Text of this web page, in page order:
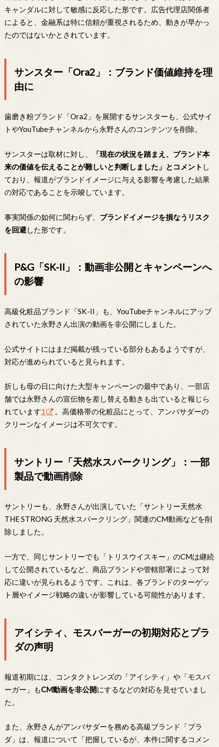
キャンダルに対して敏感に反応した形です。広告代理店関係者
によると、金融系は特に信頼が重視されるため、動きが早かっ
たのではないかとされています。
サンスター「Ora2」：ブランド価値維持を理
由に
歯磨き粉ブランド「Ora2」を展開するサンスターも、公式サイ
トやYouTubeチャンネルから永野さんのコンテンツを削除。
サンスターは取材に対し、
「現在の状況を踏まえ、ブランド本
来の価値を伝えることが難しいと判断しました」とコメント し
ており、報道がブランドイメージに与える影響を考慮した結果
の対応であることを示唆しています。
事実関係の如何に関わらず、 ブランドイメージを損なうリスク
を回避した形です。
P&G「SK-II」：動画非公開とキャンペーンへ
の影響
高級化粧品ブランド「SK-II」も、YouTubeチャンネルにアップ
されていた永野さん出演の動画を非公開にしました。
公式サイトにはまだ掲載が残っている部分もあるようですが、
対応が進められていると見られます。
折しも母の日に向けた大型キャンペーンの最中であり、一部店
舗では永野さんの宣伝物を差し替える動きも出ていると報じら
れています1
。高価格帯の化粧品にとって、アンバサダーの
クリーンなイメージは不可欠です。
サントリー「天然水スパークリング」：一部
製品で動画削除
サントリーも、永野さんが出演していた「サントリー天然水
THE STRONG 天然水スパークリング」関連のCM動画などを削
除しました。
一方で、同じサントリーでも「トリスウイスキー」のCMは継続
して公開されているなど、商品ブランドや管轄部署によって対
応に違いが見られるようです。これは、各ブランドのターゲッ
ト層やイメージ戦略の違いが影響している可能性があります。
アイシティ、モスバーガーの初期対応とプラ
ダの声明
報道初期には、コンタクトレンズの「アイシティ」や「モスバ
ーガー」もCM動画を非公開にするなどの対応を見せていまし
た。
また、永野さんがアンバサダーを務める高級ブランド「プラ
ダ」は、報道について「把握しているが、本件に関するコメン